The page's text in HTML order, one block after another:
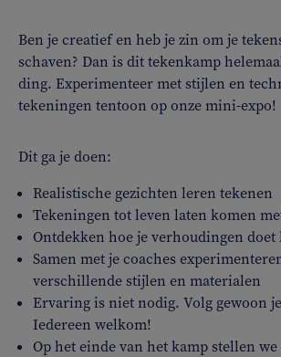
Ben je creatief en heb je zin om je
schaven? Dan is dit tekenkamp
ding. Experimenteer met stijlen en
tekeningen tentoon op onze mini-expo!
Dit ga je doen:
Realistische gezichten leren tekenen
Tekeningen tot leven laten komen
Ontdekken hoe je verhoudingen doet
Samen met je coaches
verschillende stijlen en materialen
Ervaring is niet nodig. Volg gewoon
Iedereen welkom!
Op het einde van het kamp stellen